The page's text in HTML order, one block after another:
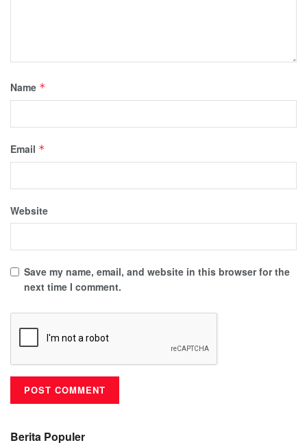
Name *
Email *
Website
Save my name, email, and website in this browser for the
next time I comment.
Berita Populer